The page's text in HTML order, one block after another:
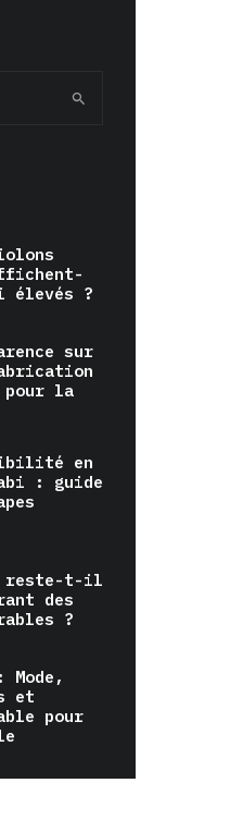
?
sur
pour la
en
: guide
reste-t-il
des
?
et
pour